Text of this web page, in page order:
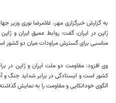
به گزارش خبرگزاری مهر، غلامرضا نوری وزیر
ژاپن در ایران، گفت: روابط عمیق ایران و
مناسبی برای گسترش مراودات میان دو کشور
وی افزود: مقاومت دو ملت ایران و ژاپن در
کشور است و ایستادگی در برابرشداید جنگ و
الگوی خوداتکایی و مقاومت را به نمایش